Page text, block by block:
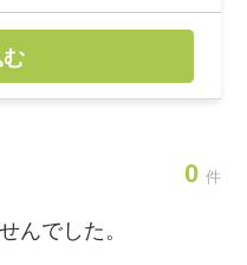
0 件
んでした。